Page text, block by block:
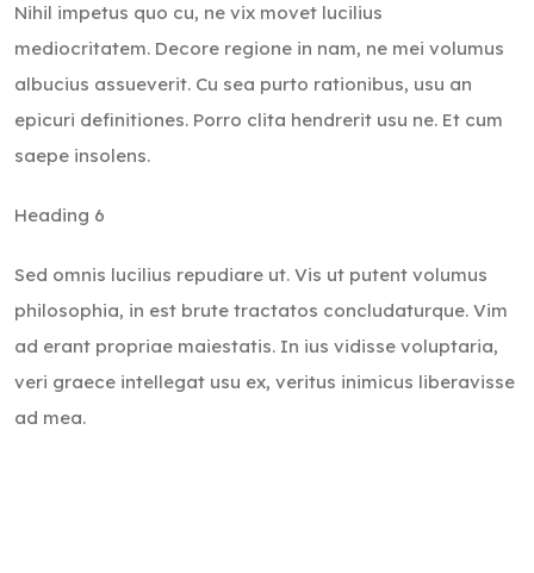
Nihil impetus quo cu, ne vix movet lucilius
mediocritatem. Decore regione in nam, ne mei volumus
albucius assueverit. Cu sea purto rationibus, usu an
epicuri definitiones. Porro clita hendrerit usu ne. Et cum
saepe insolens.
Heading 6
Sed omnis lucilius repudiare ut. Vis ut putent volumus
philosophia, in est brute tractatos concludaturque. Vim
ad erant propriae maiestatis. In ius vidisse voluptaria,
veri graece intellegat usu ex, veritus inimicus liberavisse
ad mea.